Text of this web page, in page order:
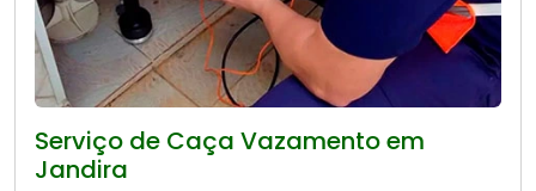
Serviço de Caça Vazamento em
Jandira